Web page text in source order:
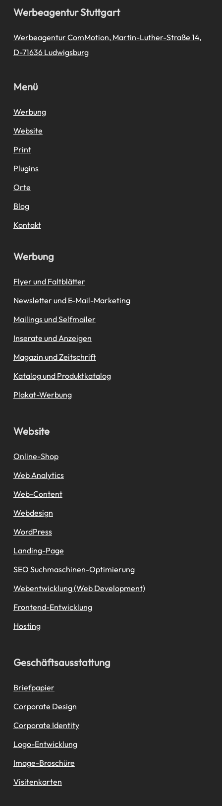
Werbeagentur Stuttgart
Werbeagentur ComMotion, Martin-Luther-Straße 14,
D-71636 Ludwigsburg
Menü
Werbung
Website
Print
Plugins
Orte
Blog
Kontakt
Werbung
Flyer und Faltblätter
Newsletter und E-Mail-Marketing
Mailings und Selfmailer
Inserate und Anzeigen
Magazin und Zeitschrift
Katalog und Produktkatalog
Plakat-Werbung
Website
Online-Shop
Web Analytics
Web-Content
Webdesign
WordPress
Landing-Page
SEO Suchmaschinen-Optimierung
Webentwicklung (Web Development)
Frontend-Entwicklung
Hosting
Geschäftsausstattung
Briefpapier
Corporate Design
Corporate Identity
Logo-Entwicklung
Image-Broschüre
Visitenkarten